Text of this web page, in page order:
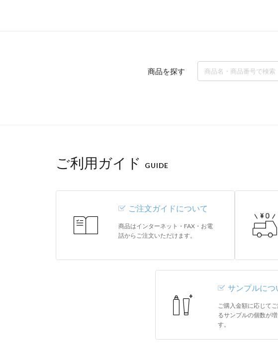
商品を探す
ご利用ガイド GUIDE
ご注文ガイドについて
商品はインターネット・FAX・お電
話からご注文いただけます。
サンプルにつ
ご購入金額に応じて
るサンプルの個数が
す。